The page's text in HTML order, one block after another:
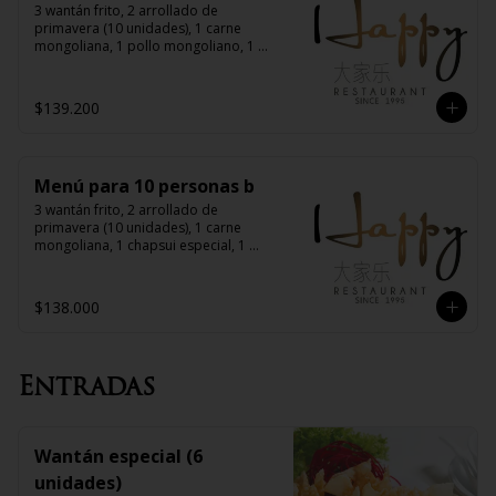
3 wantán frito, 2 arrollado de
primavera (10 unidades), 1 carne
mongoliana, 1 pollo mongoliano, 1
chitén, 1 pollo tausí, 10 arroz chaufán
$139.200
Menú para 10 personas b
3 wantán frito, 2 arrollado de
primavera (10 unidades), 1 carne
mongoliana, 1 chapsui especial, 1
de carne, 1 pollo mongoliano, 10 arroz
chaufán
$138.000
Entradas
Wantán especial (6
unidades)